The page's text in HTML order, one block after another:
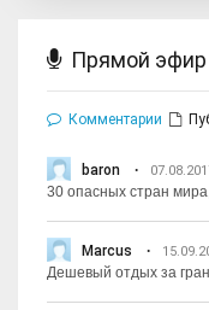
Прямой эфир
Комментарии
baron
30 опасных стран
Marcus
Дешевый отдых за